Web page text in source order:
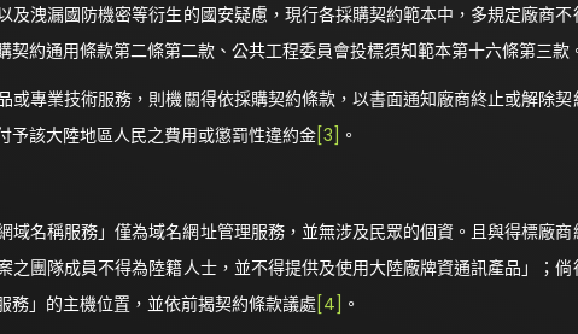
洩漏國防機密等衍生的國安疑慮，現行各採購契約範本中，多規定廠商不
約通用條款第二條第二款、公共工程委員會投標須知範本第十六條第三款
專業技術服務，則機關得依採購契約條款，以書面通知廠商終止或解除契
予該大陸地區人民之費用或懲罰性違約金[3] 。
名稱服務」僅為域名網址管理服務，並無涉及民眾的個資。且與得標廠商
團隊成員不得為陸籍人士，並不得提供及使用大陸廠牌資通訊產品」；倘
」的主機位置，並依前揭契約條款議處 [4] 。